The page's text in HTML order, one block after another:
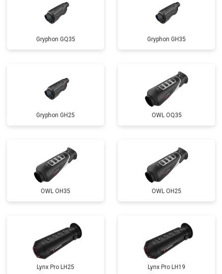
Gryphon GQ35 Gryphon GH35
Gryphon GH25 OWL OQ35
OWL OH35 OWL OH25
Lynx Pro LH25 Lynx Pro LH19